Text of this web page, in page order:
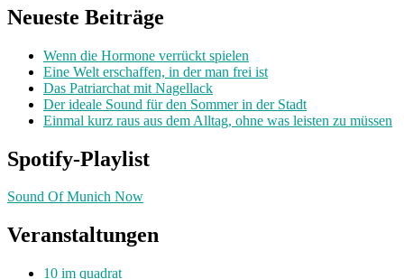
Neueste Beiträge
Wenn die Hormone verrückt spielen
Eine Welt erschaffen, in der man frei ist
Das Patriarchat mit Nagellack
Der ideale Sound für den Sommer in der Stadt
Einmal kurz raus aus dem Alltag, ohne was leisten zu müssen
Spotify-Playlist
Sound Of Munich Now
Veranstaltungen
10 im quadrat